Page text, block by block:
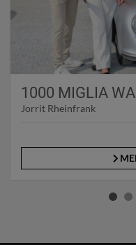
1000 MIGLIA
Jorrit Rheinfrank